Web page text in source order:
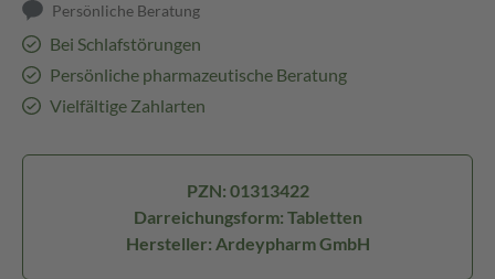
Persönliche Beratung
Bei Schlafstörungen
Persönliche pharmazeutische Beratung
Vielfältige Zahlarten
PZN: 01313422
Darreichungsform: Tabletten
Hersteller: Ardeypharm GmbH